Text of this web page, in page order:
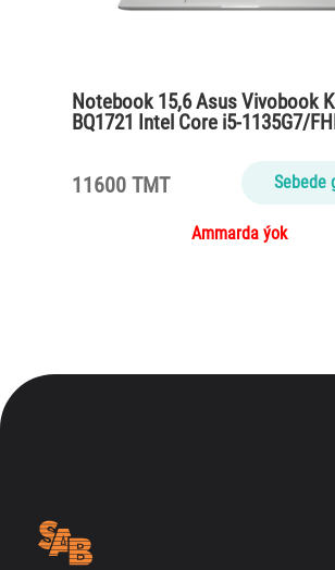
Notebook 15,6 Asus Vivobook
BQ1721 Intel Core i5-1135G7/
11600 TMT Sebede
Ammarda ýok